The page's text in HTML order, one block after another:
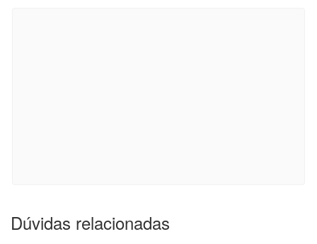
Dúvidas relacionadas